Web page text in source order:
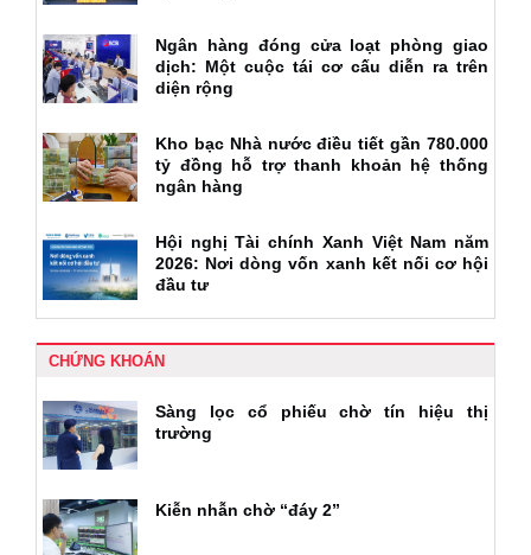
Ngân hàng đóng cửa loạt phòng giao
dịch: Một cuộc tái cơ cấu diễn ra trên
diện rộng
Kho bạc Nhà nước điều tiết gần 780.000
tỷ đồng hỗ trợ thanh khoản hệ thống
ngân hàng
Hội nghị Tài chính Xanh Việt Nam năm
2026: Nơi dòng vốn xanh kết nối cơ hội
đầu tư
CHỨNG KHOÁN
Sàng lọc cổ phiếu chờ tín hiệu thị
trường
Kiễn nhẫn chờ “đáy 2”